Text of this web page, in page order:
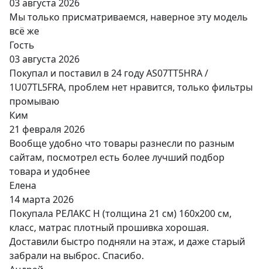
03 августа 2026
Мы только присматриваемся, наверное эту модель
всё же
Гость
03 августа 2026
Покупал и поставил в 24 году AS07TT5HRA /
1U07TL5FRA, проблем нет нравится, только фильтры
промываю
Ким
21 февраля 2026
Вообще удобно что товары разнесли по разным
сайтам, посмотрел есть более лучший подбор
товара и удобнее
Елена
14 марта 2026
Покупала РЕЛАКС Н (толщина 21 см) 160х200 см,
класс, матрас плотный прошивка хорошая.
Доставили быстро подняли на этаж, и даже старый
забрали на выброс. Спасибо.